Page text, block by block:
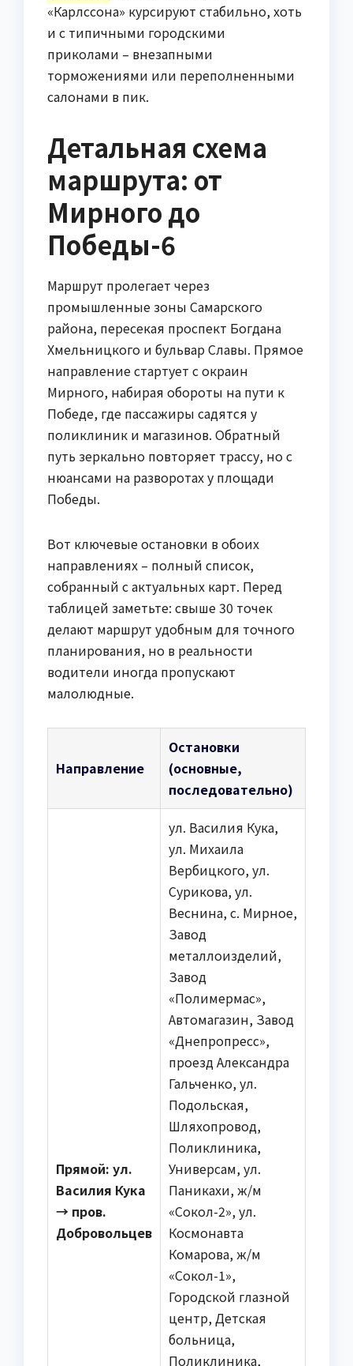
«Карлссона» курсируют стабильно, хоть
и с типичными городскими
приколами – внезапными
торможениями или переполненными
салонами в пик.
Детальная схема
маршрута: от
Мирного до
Победы-6
Маршрут пролегает через
промышленные зоны Самарского
района, пересекая проспект Богдана
Хмельницкого и бульвар Славы. Прямое
направление стартует с окраин
Мирного, набирая обороты на пути к
Победе, где пассажиры садятся у
поликлиник и магазинов. Обратный
путь зеркально повторяет трассу, но с
нюансами на разворотах у площади
Победы.
Вот ключевые остановки в обоих
направлениях – полный список,
собранный с актуальных карт. Перед
таблицей заметьте: свыше 30 точек
делают маршрут удобным для точного
планирования, но в реальности
водители иногда пропускают
малолюдные.
Направление
Остановки
(основные,
последовательно)
Прямой: ул.
Василия Кука
→ пров.
Добровольцев
ул. Василия Кука,
ул. Михаила
Вербицкого, ул.
Сурикова, ул.
Веснина, с. Мирное,
Завод
металлоизделий,
Завод
«Полимермас»,
Автомагазин, Завод
«Днепропресс»,
проезд Александра
Гальченко, ул.
Подольская,
Шляхопровод,
Поликлиника,
Универсам, ул.
Паникахи, ж/м
«Сокол-2», ул.
Космонавта
Комарова, ж/м
«Сокол-1»,
Городской глазной
центр, Детская
больница,
Поликлиника,